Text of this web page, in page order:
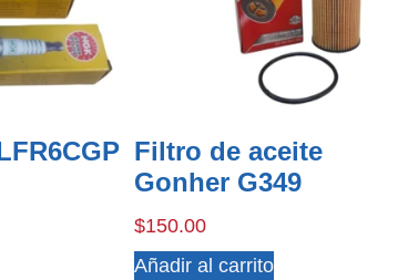
Filtro de aceite
Gonher G349
$150.00
Añadir al carrito